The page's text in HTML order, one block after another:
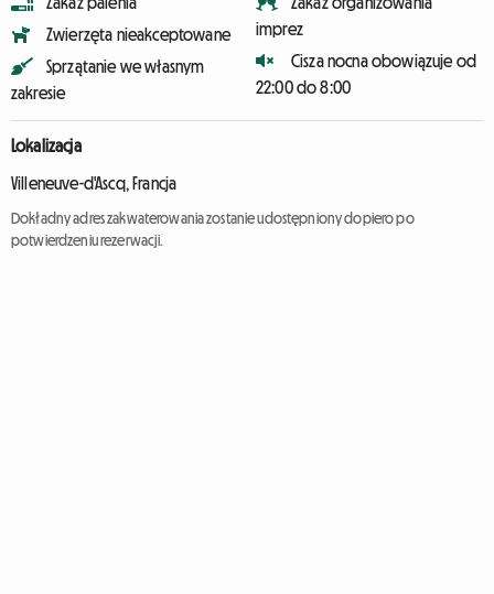
Zwierzęta nieakceptowane
Sprzątanie we własnym
zakresie
imprez
Cisza nocna obowiązuje od
22:00 do 8:00
Lokalizacja
Villeneuve-d'Ascq, Francja
Dokładny adres zakwaterowania zostanie udostępniony dopiero po
potwierdzeniu rezerwacji.